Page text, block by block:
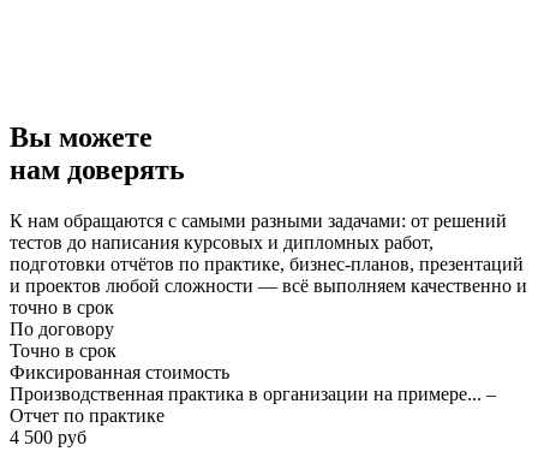
Вы можете
нам доверять
К нам обращаются с самыми разными задачами: от решений
тестов до написания курсовых и дипломных работ,
подготовки отчётов по практике, бизнес-планов, презентаций
и проектов любой сложности — всё выполняем качественно и
точно в срок
По договору
Точно в срок
Фиксированная стоимость
Производственная практика в организации на примере... –
Отчет по практике
4 500 руб